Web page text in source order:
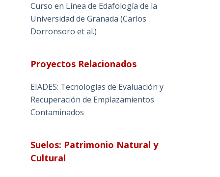
Curso en Línea de Edafología de la
Universidad de Granada (Carlos
Dorronsoro et al.)
Proyectos Relacionados
EIADES: Tecnologías de Evaluación y
Recuperación de Emplazamientos
Contaminados
Suelos: Patrimonio Natural y
Cultural